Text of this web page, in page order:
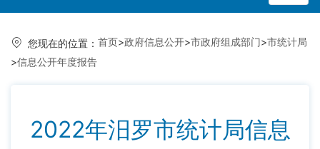
您现在的位置： 首页>政府信息公开>市政府组成部门>市统计局
>信息公开年度报告
2022年汨罗市统计局信息